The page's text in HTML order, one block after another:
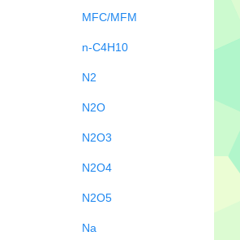
MFC/MFM
n-C4H10
N2
N2O
N2O3
N2O4
N2O5
Na